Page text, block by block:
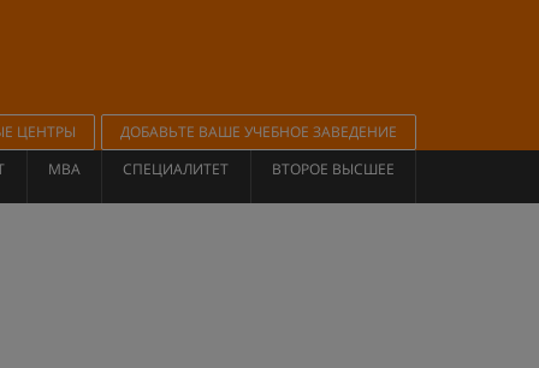
ЦЕНТРЫ
ДОБАВЬТЕ ВАШЕ УЧЕБНОЕ ЗАВЕДЕНИЕ
MBA СПЕЦИАЛИТЕТ ВТОРОЕ ВЫСШЕЕ